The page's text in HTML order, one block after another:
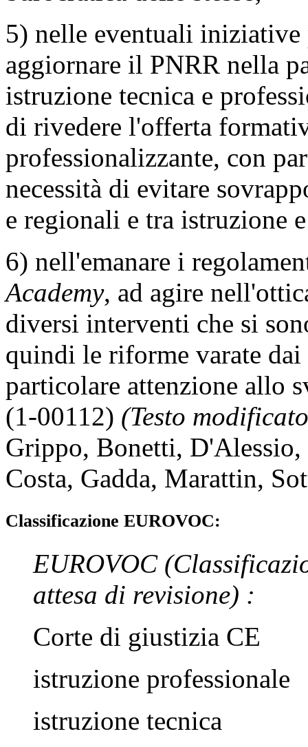
5) nelle eventuali iniziative
aggiornare il PNRR nella
istruzione tecnica e
di rivedere l'offerta
professionalizzante, con
necessità di evitare
e regionali e tra istruzione
6) nell'emanare i
Academy, ad agire
diversi interventi che si
quindi le riforme varate
particolare attenzione allo
(1-00112) (Testo
Grippo, Bonetti, D'Alessio,
Costa, Gadda, Marattin,
Classificazione EUROVOC:
EUROVOC
attesa di revisione) :
Corte di giustizia CE
istruzione professionale
istruzione tecnica